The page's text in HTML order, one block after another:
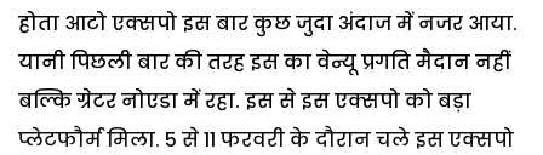
होता आटो एक्सपो इस बार कुछ जुदा अंदाज में नजर आया.
यानी पिछली बार की तरह इस का वेन्यू प्रगति मैदान नहीं
बल्कि ग्रेटर नोएडा में रहा. इस से इस एक्सपो को बड़ा
प्लेटफौर्म मिला. 5 से 11 फरवरी के दौरान चले इस एक्सपो